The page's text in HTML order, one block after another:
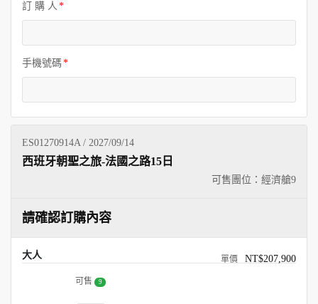
訂 購 人
手機號碼
ES01270914A / 2027/09/14
可售團位：經濟艙9
西班牙朝聖之旅-法國之路15日
請確認訂購內容
大人 NT$207,900
可售 9